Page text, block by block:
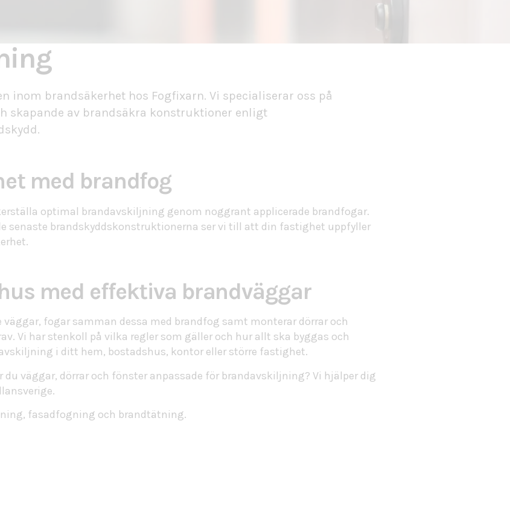
inom brandsäkerhet hos Fogfixarn. Vi specialiserar oss på
skapande av brandsäkra konstruktioner enligt
.
med brandfog
optimal brandavskiljning genom noggrant applicerade brandfogar.
senaste brandskyddskonstruktionerna ser vi till att din fastighet uppfyller
med effektiva brandväggar
fogar samman dessa med brandfog samt monterar dörrar och
Vi har stenkoll på vilka regler som gäller och hur allt ska byggas och
i ditt hem, bostadshus, kontor eller större fastighet.
du väggar, dörrar och fönster anpassade för brandavskiljning? Vi hjälper dig
, fasadfogning och brandtätning.